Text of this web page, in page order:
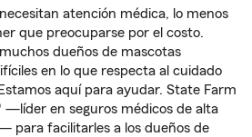
atención médica, lo menos
que preocuparse por el costo.
dueños de mascotas
en lo que respecta al cuidado
aquí para ayudar. State Farm
—líder en seguros médicos de alta
para facilitarles a los dueños de